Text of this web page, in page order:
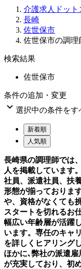
介護求人ドット
長崎
佐世保市
佐世保市の調理
検索結果
佐世保市
条件の追加・変更
 選択中の条件をす
新着順
人気順
長崎県の調理師では
人を掲載しています
社員、派遣社員、扶
形態が揃っておりま
や、資格がなくても
スタートを切れるお
幅広い年齢層が活躍
います。専任のキャ
を詳しくヒアリング
ほかに､弊社の派遣
が充実しており、初